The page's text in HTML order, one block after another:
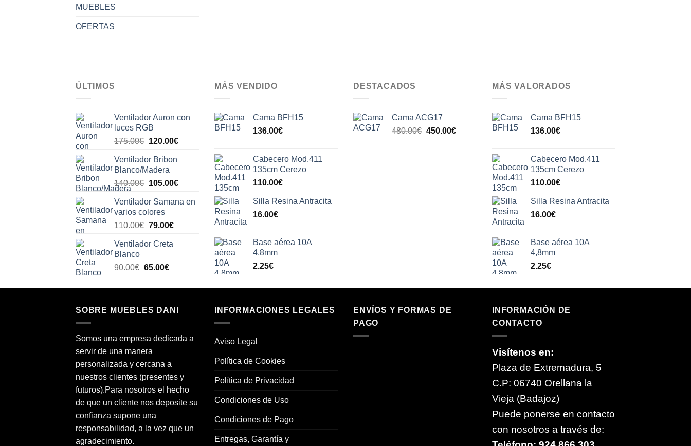
MUEBLES
OFERTAS
ÚLTIMOS
Ventilador Auron con
luces RGB
175.00€ El
original
era:
175.00€.
120.00€El
120.00€.
Ventilador Bribon
Blanco/Madera
140.00€ El
original
era:
140.00€.
105.00€El
actual
Ventilador Samana en
varios colores
110.00€ El
original
110.00€.
79.00€El
actual
Ventilador Creta
Blanco
90.00€ El
original
90.00€.
65.00€El
actual
65.00€.
MÁS VENDIDO
Cama BFH15
136.00€
Cabecero Mod.411
135cm Cerezo
110.00€
Silla Resina Antracita
16.00€
Base aérea 10A
4,8mm
2.25€
DESTACADOS
Cama ACG17
480.00€ El
450.00€El
MÁS VALORADOS
Cama BFH15
136.00€
Cabecero Mod.411
135cm Cerezo
110.00€
Silla Resina Antracita
16.00€
Base aérea 10A
4,8mm
2.25€
SOBRE MUEBLES DANI
Somos una empresa dedicada a
servir de una manera
personalizada y cercana a
nuestros clientes (presentes y
futuros).Para nosotros el hecho
de que un cliente nos deposite su
confianza supone una
responsabilidad, a la vez que un
agradecimiento.
INFORMACIONES LEGALES
Aviso Legal
Política de Cookies
Política de Privacidad
Condiciones de Uso
Condiciones de Pago
Entregas, Garantía y
ENVÍOS Y FORMAS DE
PAGO
INFORMACIÓN DE
CONTACTO
Visítenos en:
Plaza de Extremadura, 5
C.P: 06740 Orellana la
Vieja (Badajoz)
Puede ponerse en contacto
con nosotros a través de: